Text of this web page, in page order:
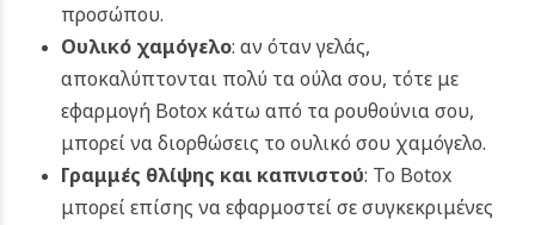
προσώπου.
Ουλικό χαμόγελο: αν όταν γελάς,
αποκαλύπτονται πολύ τα ούλα σου, τότε με
εφαρμογή Botox κάτω από τα ρουθούνια σου,
μπορεί να διορθώσεις το ουλικό σου χαμόγελο.
Γραμμές θλίψης και καπνιστού: Το Botox
μπορεί επίσης να εφαρμοστεί σε συγκεκριμένες